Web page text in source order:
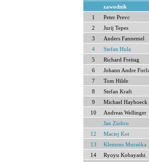
zawodnik
1
Peter Prevc
2
Jurij Tepes
3
Anders Fannemel
4
Stefan Hula
5
Richard Freitag
6
Johann Andre
7
Tom Hilde
8
Stefan Kraft
9
Michael Hayboeck
10
Andreas Wellinger
Jan Ziobro
12
Maciej Kot
13
Klemens Murańka
14
Ryoyu Kobayashi